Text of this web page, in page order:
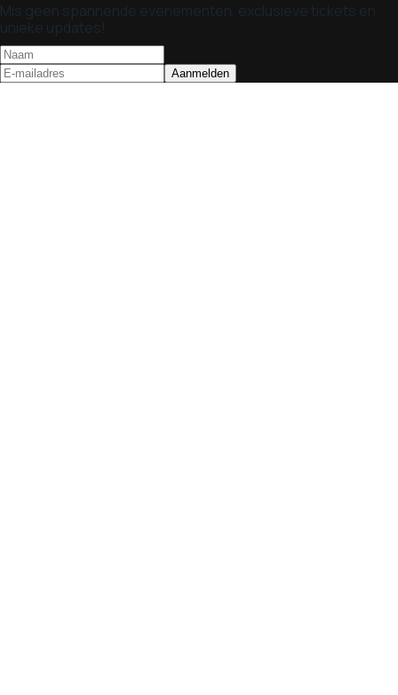
Mis geen spannende evenementen, exclusieve tickets en
unieke updates!